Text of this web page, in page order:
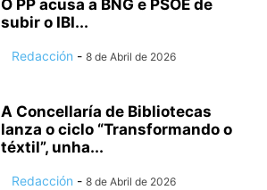
O PP acusa a BNG e PSOE de
subir o IBI...
Redacción - 8 de Abril de 2026
A Concellaría de Bibliotecas
lanza o ciclo “Transformando o
téxtil”, unha...
Redacción - 8 de Abril de 2026